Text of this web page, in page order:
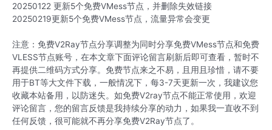
20250122 更新5个免费VMess节点，并删除失效链接
20250219更新5个免费VMess节点，流量异常会变更
注意：免费V2Ray节点分享调整为同时分享免费VMess节点和免费
VLESS节点账号，在本文章下面评论留言刷新后即可查看，暂时不
再提供二维码方式分享。免费节点来之不易，且用且珍惜，请不要
用于BT等大文件下载，一般情况下，每3-7天更新一次，我建议您
收藏本站备用，以防迷失。如免费V2ray节点不能正常使用，欢迎
评论留言，您的留言反馈是我持续分享的动力，如果我一直收不到
任何反馈，很可能就不再分享免费V2Ray节点了。